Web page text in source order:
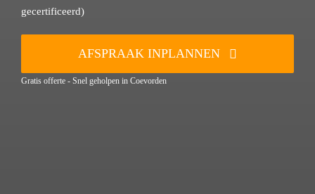
gecertificeerd)
AFSPRAAK INPLANNEN
Gratis offerte - Snel geholpen in Coevorden